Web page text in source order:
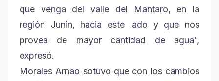
que venga del valle del Mantaro, en la
región Junín, hacia este lado y que nos
provea de mayor cantidad de agua”,
expresó.
Morales Arnao sotuvo que con los cambios